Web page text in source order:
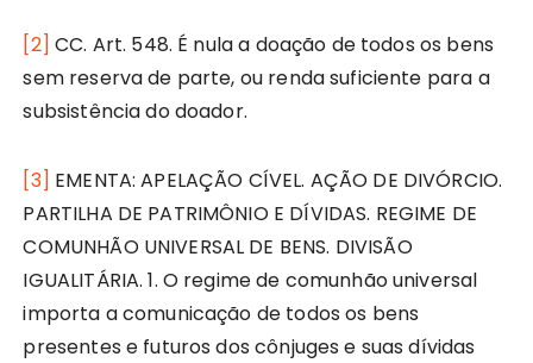
[2] CC. Art. 548. É nula a doação de todos os bens
sem reserva de parte, ou renda suficiente para a
subsistência do doador.
[3] EMENTA: APELAÇÃO CÍVEL. AÇÃO DE DIVÓRCIO.
PARTILHA DE PATRIMÔNIO E DÍVIDAS. REGIME DE
COMUNHÃO UNIVERSAL DE BENS. DIVISÃO
IGUALITÁRIA. 1. O regime de comunhão universal
importa a comunicação de todos os bens
presentes e futuros dos cônjuges e suas dívidas